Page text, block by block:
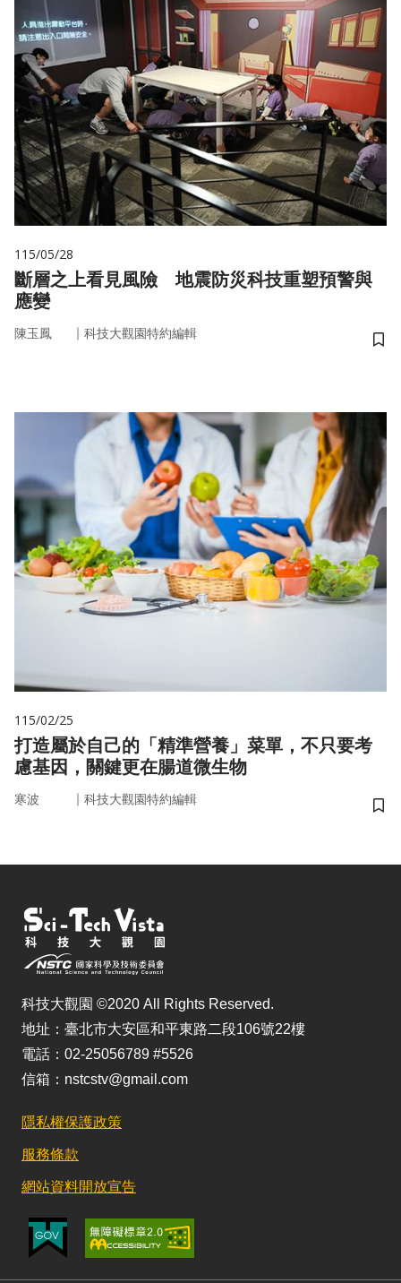
115/05/28
斷層之上看見風險 地震防災科技重塑預警與
應變
陳玉鳳 ｜ 科技大觀園特約編輯
儲
115/02/25
打造屬於自己的「精準營養」菜單，不只要考
慮基因，關鍵更在腸道微生物
寒波 ｜ 科技大觀園特約編輯
儲
科技大觀園 ©2020 All Rights Reserved.
地址：臺北市大安區和平東路二段106號22樓
電話：02-25056789 #5526
信箱：nstcstv@gmail.com
隱私權保護政策
服務條款
網站資料開放宣告